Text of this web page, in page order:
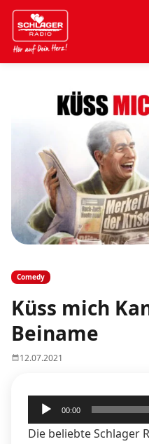
Comedy
Küss mich
Beiname
12.07.2021
Audio-
Player
00:00
Die beliebte Schlager